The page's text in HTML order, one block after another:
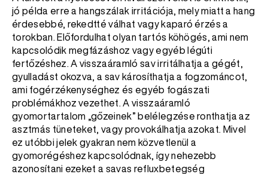
jó példa erre a hangszálak irritációja, mely miatt a hang
érdesebbé, rekedtté válhat vagy kaparó érzés a
torokban. Előfordulhat olyan tartós köhögés, ami nem
kapcsolódik megfázáshoz vagy egyéb légúti
fertőzéshez. A visszaáramló sav irritálhatja a gégét,
gyulladást okozva, a sav károsíthatja a fogzománcot,
ami fogérzékenységhez és egyéb fogászati
problémákhoz vezethet. A visszaáramló
gyomortartalom „gőzeinek” belélegzése ronthatja az
asztmás tüneteket, vagy provokálhatja azokat. Mivel
ez utóbbi jelek gyakran nem közvetlenül a
gyomorégéshez kapcsolódnak, így nehezebb
azonosítani ezeket a savas refluxbetegség